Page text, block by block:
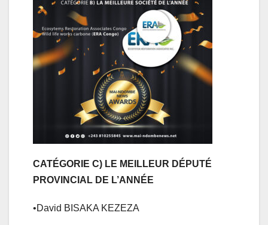
CATÉGORIE C) LE MEILLEUR DÉPUTÉ
PROVINCIAL DE L’ANNÉE
•David BISAKA KEZEZA